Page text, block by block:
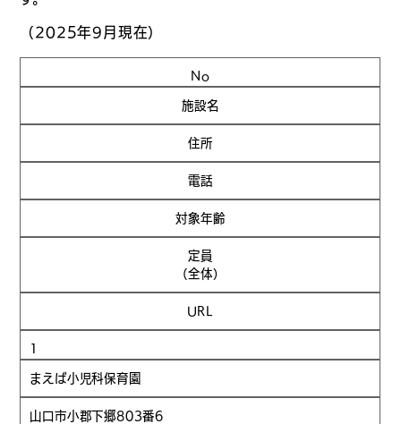
（2025年9月現在）
No
施設名
住所
電話
対象年齢
定員
（全体）
URL
1
まえば小児科保育園
山口市小郡下郷803番6